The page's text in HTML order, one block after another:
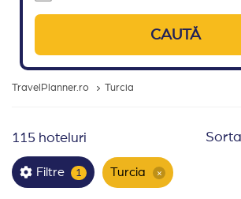
CAUTĂ
TravelPlanner.ro Turcia
115 hoteluri
Filtre 1 Turcia ×